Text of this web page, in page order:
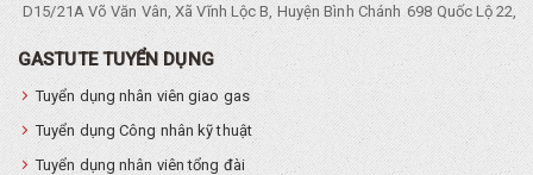
D15/21A Võ Văn Vân, Xã Vĩnh Lộc B, Huyện Bình Chánh 698 Quốc Lộ 22,
GASTUTE TUYỂN DỤNG
Tuyển dụng nhân viên giao gas
Tuyển dụng Công nhân kỹ thuật
Tuyển dụng nhân viên tổng đài